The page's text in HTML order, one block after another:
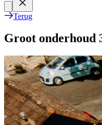
Terug
Groot onderhoud